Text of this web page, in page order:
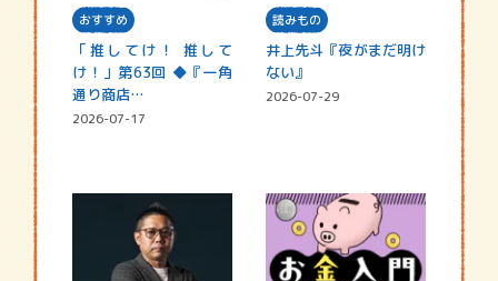
おすすめ
「推してけ！ 推して
け！」第63回 ◆『一角
通り商店…
2026-07-17
読みもの
井上先斗『夜がまだ明け
ない』
2026-07-29